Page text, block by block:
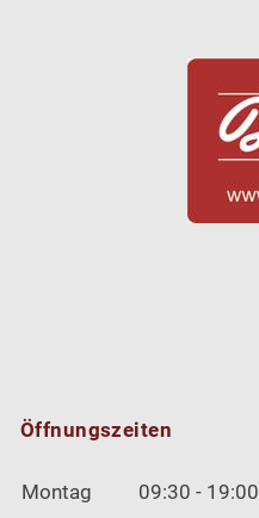
Öffnungszeiten
Montag
09:30 - 19:00